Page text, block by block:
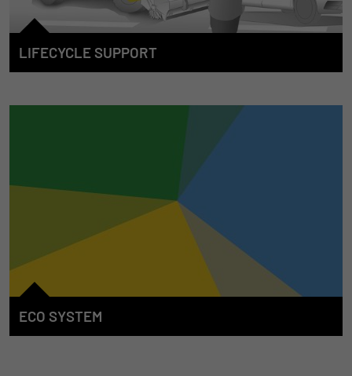
LIFECYCLE SUPPORT
Wir begleiten unsere Kunden von Anfang an, wenn es um das
entwickeln wir Lösungen, um den gesamten
Maschinenlebenszyklus zu unterstützen. Wir bieten in den
einzelnen Phasen unsere Kompetenz, unsere
Dienstleistungen, unsere Produkte und die dazugehörigen
Werkzeuge an, um effizient und durchgängig zum Erfolg der
Maschine beizutragen.
ECO SYSTEM
Das STW-"ECO System" zeichnet sich durch die Lösungswelt-